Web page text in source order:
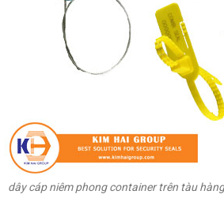
dây cáp niêm phong container trên tàu